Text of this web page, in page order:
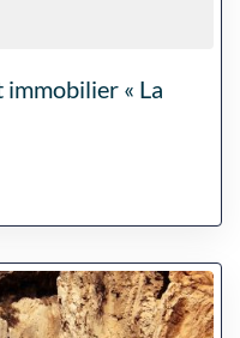
« La